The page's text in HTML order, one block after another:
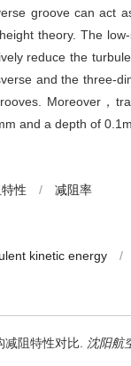
groove can act
theory. The
reduce the
and the three-
Moreover，
and a depth of
性 / 减阻率
kinetic energy /
阻特性对比.
沈阳航